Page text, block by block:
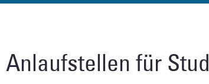
Anlaufstellen für